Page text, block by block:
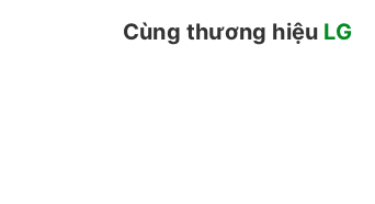
Cùng thương hiệu LG